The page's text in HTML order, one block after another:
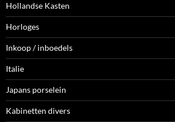
Hollandse Kasten
Horloges
Inkoop / inboedels
Italie
Japans porselein
Kabinetten divers